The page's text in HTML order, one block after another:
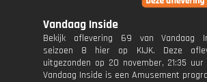
Vandaag Inside
Bekijk aflevering 69 van Vandaag
seizoen 8 hier op KIJK. Deze
uitgezonden op 20 november, 21:35
Vandaag Inside is een Amusement